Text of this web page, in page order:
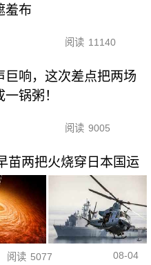
羞布
阅读 11140
巨响，这次差点把两场
锅粥！
阅读 9005
苗两把火烧穿日本国运
阅读 5077 08-04